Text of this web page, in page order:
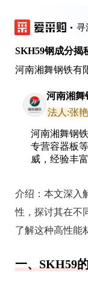
寻
SKH59钢成分揭
河南湘舞钢铁有
河南湘舞
法人:张
河南湘舞钢
专营容器板
威，经验丰富
介绍： 本文深入
性，探讨其在不
了解这种高性能
一、SKH59